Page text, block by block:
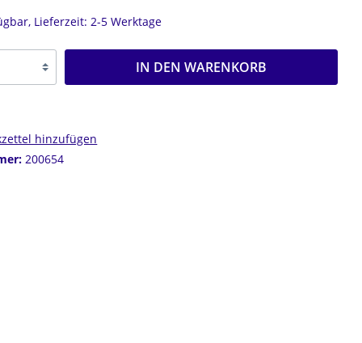
OHRCLIPS
Lieferzeit: 2-5 Werktage
IN DEN WARENKORB
hinzufügen
200654